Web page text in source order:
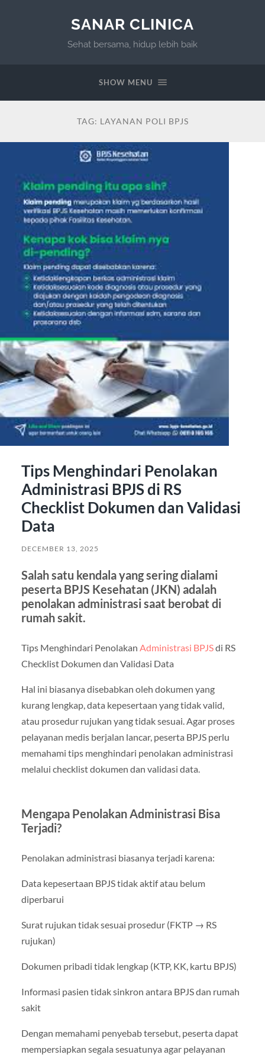
SANAR CLINICA
Sehat bersama, hidup lebih baik
SHOW MENU
TAG: LAYANAN POLI BPJS
Tips Menghindari Penolakan
Administrasi BPJS di RS
Checklist Dokumen dan Validasi
Data
DECEMBER 13, 2025
Salah satu kendala yang sering dialami
peserta BPJS Kesehatan (JKN) adalah
penolakan administrasi saat berobat di
rumah sakit.
Tips Menghindari Penolakan Administrasi BPJSdi RS
Checklist Dokumen dan Validasi Data
Hal ini biasanya disebabkan oleh dokumen yang
kurang lengkap, data kepesertaan yang tidak valid,
atau prosedur rujukan yang tidak sesuai. Agar proses
pelayanan medis berjalan lancar, peserta BPJS perlu
memahami tips menghindari penolakan administrasi
melalui checklist dokumen dan validasi data.
Mengapa Penolakan Administrasi Bisa
Terjadi?
Penolakan administrasi biasanya terjadi karena:
Data kepesertaan BPJS tidak aktif atau belum
diperbarui
Surat rujukan tidak sesuai prosedur (FKTP → RS
rujukan)
Dokumen pribadi tidak lengkap (KTP, KK, kartu BPJS)
Informasi pasien tidak sinkron antara BPJS dan rumah
sakit
Dengan memahami penyebab tersebut, peserta dapat
mempersiapkan segala sesuatunya agar pelayanan